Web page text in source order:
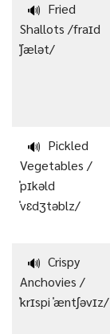
🔊 Fried
Shallots /fraɪd
ˈʃælət/
🔊 Pickled
Vegetables /
ˈpɪkəld
ˈvɛdʒtəblz/
🔊 Crispy
Anchovies /
ˈkrɪspi ˈæntʃəvɪz/